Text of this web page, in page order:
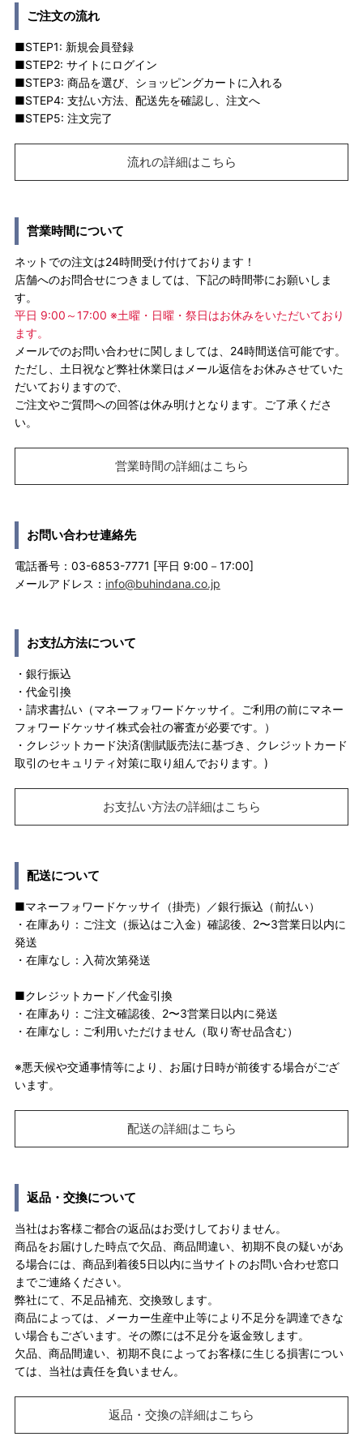
ご注文の流れ
■STEP1: 新規会員登録
■STEP2: サイトにログイン
■STEP3: 商品を選び、ショッピングカートに入れる
■STEP4: 支払い方法、配送先を確認し、注文へ
■STEP5: 注文完了
流れの詳細はこちら
営業時間について
ネットでの注文は24時間受け付けております！
店舗へのお問合せにつきましては、下記の時間帯にお願いしま
す。
平日 9:00～17:00 ※土曜・日曜・祭日はお休みをいただいており
ます。
メールでのお問い合わせに関しましては、24時間送信可能です。
ただし、土日祝など弊社休業日はメール返信をお休みさせていた
だいておりますので、
ご注文やご質問への回答は休み明けとなります。ご了承くださ
い。
営業時間の詳細はこちら
お問い合わせ連絡先
電話番号：03-6853-7771 [平日 9:00－17:00]
メールアドレス： info@buhindana.co.jp
お支払方法について
・銀行振込
・代金引換
・請求書払い（マネーフォワードケッサイ。ご利用の前にマネー
フォワードケッサイ株式会社の審査が必要です。）
・クレジットカード決済(割賦販売法に基づき、クレジットカード
取引のセキュリティ対策に取り組んでおります。)
お支払い方法の詳細はこちら
配送について
■マネーフォワードケッサイ（掛売）／銀行振込（前払い）
・在庫あり：ご注文（振込はご入金）確認後、2〜3営業日以内に
発送
・在庫なし：入荷次第発送
■クレジットカード／代金引換
・在庫あり：ご注文確認後、2〜3営業日以内に発送
・在庫なし：ご利用いただけません（取り寄せ品含む）
※悪天候や交通事情等により、お届け日時が前後する場合がござ
います。
配送の詳細はこちら
返品・交換について
当社はお客様ご都合の返品はお受けしておりません。
商品をお届けした時点で欠品、商品間違い、初期不良の疑いがあ
る場合には、商品到着後5日以内に当サイトのお問い合わせ窓口
までご連絡ください。
弊社にて、不足品補充、交換致します。
商品によっては、メーカー生産中止等により不足分を調達できな
い場合もございます。その際には不足分を返金致します。
欠品、商品間違い、初期不良によってお客様に生じる損害につい
ては、当社は責任を負いません。
返品・交換の詳細はこちら